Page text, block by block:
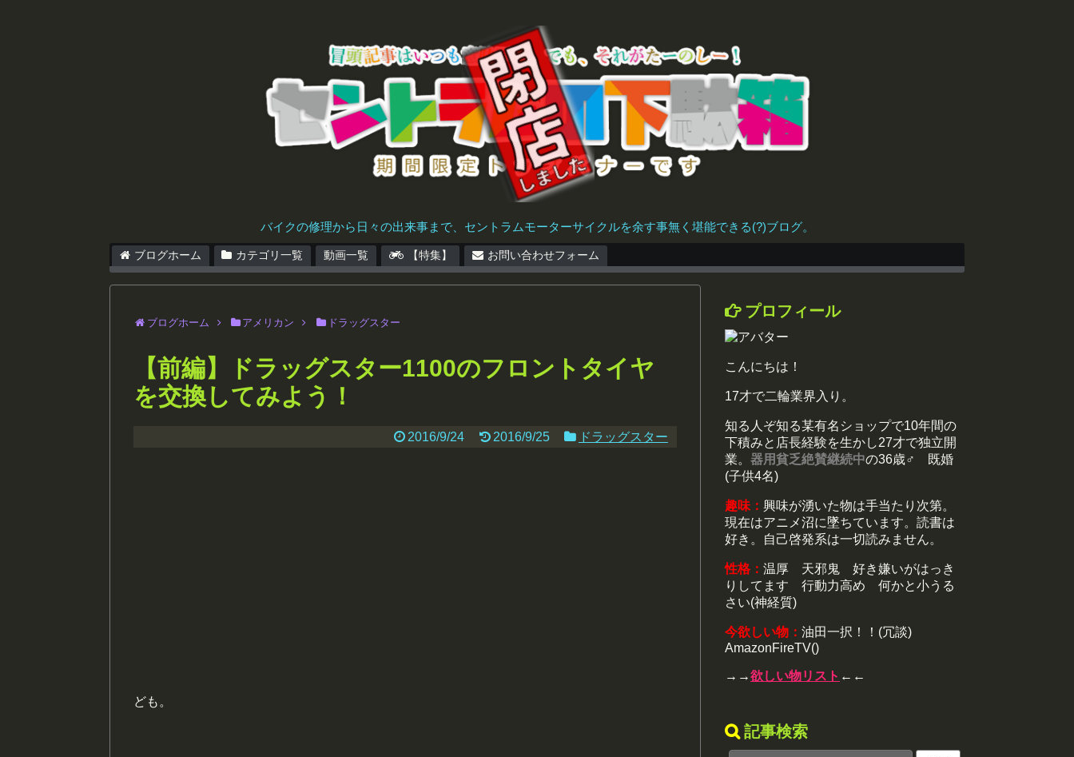
バイクの修理から日々の出来事まで、セントラムモーターサイクルを余す事無く堪能できる(?)ブログ。
ブログホーム カテゴリ一覧 動画一覧 【特集】 お問い合わせフォーム
ブログホーム アメリカン ドラッグスター
【前編】ドラッグスター1100のフロントタイヤ
を交換してみよう！
2016/9/24 2016/9/25 ドラッグスター
ども。
プロフィール
こんにちは！
17才で二輪業界入り。
知る人ぞ知る某有名ショップで10年間の
下積みと店長経験を生かし27才で独立開
業。 器用貧乏絶賛継続中の36歳♂ 既婚
(子供4名)
趣味： 興味が湧いた物は手当たり次第。
現在はアニメ沼に墜ちています。読書は
好き。自己啓発系は一切読みません。
性格： 温厚 天邪鬼 好き嫌いがはっき
りしてます 行動力高め 何かと小うる
さい(神経質)
今欲しい物： 油田一択！！(冗談)
AmazonFireTV()
→→欲しい物リスト ←←
記事検索